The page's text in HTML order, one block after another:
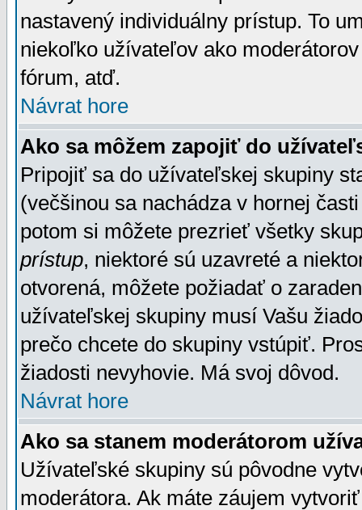
nastavený individuálny prístup. To
niekoľko užívateľov ako
fórum, atď.
Návrat hore
Ako sa môžem zapojiť do
Pripojiť sa do užívateľskej skupiny
(večšinou sa nachádza v hornej
potom si môžete prezrieť všetky
prístup, niektoré sú uzavreté a
otvorená, môžete požiadať o
užívateľskej skupiny musí Vašu
prečo chcete do skupiny vstúpiť.
žiadosti nevyhovie. Má svoj dôvod.
Návrat hore
Ako sa stanem moderátorom
Užívateľské skupiny sú pôvodne
moderátora. Ak máte záujem